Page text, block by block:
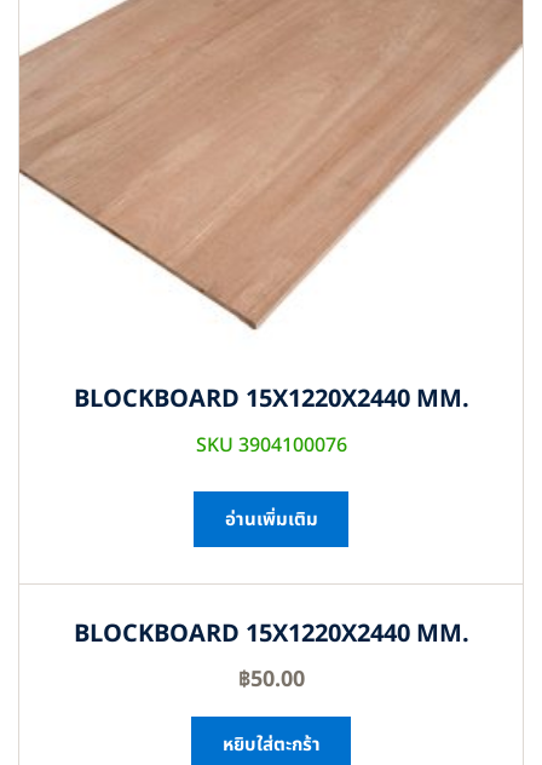
BLOCKBOARD 15X1220X2440 MM.
SKU 3904100076
อ่านเพิ่มเติม
BLOCKBOARD 15X1220X2440 MM.
฿50.00
หยิบใส่ตะกร้า